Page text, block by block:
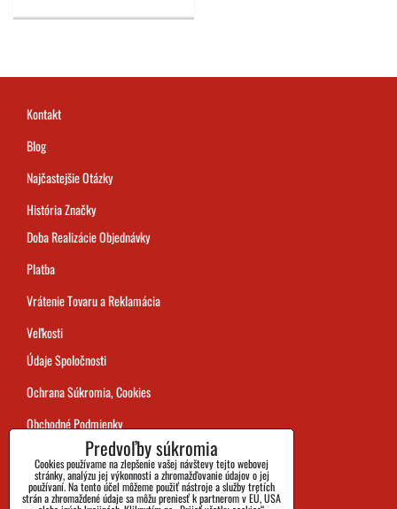
Kontakt
Blog
Najčastejšie Otázky
História Značky
Doba Realizácie Objednávky
Platba
Vrátenie Tovaru a Reklamácia
Veľkosti
Údaje Spoločnosti
Ochrana Súkromia, Cookies
Obchodné Podmienky
Sledovanie ZásielokPredvoľby súkromia
Cookies používame na zlepšenie vašej návštevy tejto webovej
stránky, analýzu jej výkonnosti a zhromažďovanie údajov o jej
používaní. Na tento účel môžeme použiť nástroje a služby tretích
strán a zhromaždené údaje sa môžu preniesť k partnerom v EÚ, USA